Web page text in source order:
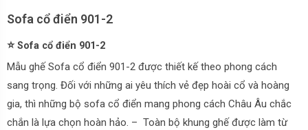
Sofa cổ điển 901-2
⭐Sofa cổ điển 901-2
Mẫu ghế Sofa cổ điển 901-2 được thiết kế theo phong cách
sang trọng. Đối với những ai yêu thích vẻ đẹp hoài cổ và hoàng
gia, thì những bộ sofa cổ điển mang phong cách Châu Âu chắc
chắn là lựa chọn hoàn hảo. – Toàn bộ khung ghế được làm từ